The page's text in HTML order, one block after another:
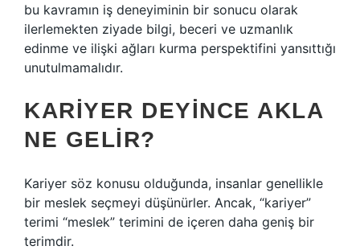
bu kavramın iş deneyiminin bir sonucu olarak
ilerlemekten ziyade bilgi, beceri ve uzmanlık
edinme ve ilişki ağları kurma perspektifini yansıttığı
unutulmamalıdır.
KARIYER DEYINCE AKLA
NE GELIR?
Kariyer söz konusu olduğunda, insanlar genellikle
bir meslek seçmeyi düşünürler. Ancak, “kariyer”
terimi “meslek” terimini de içeren daha geniş bir
terimdir.